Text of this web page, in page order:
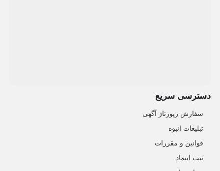
دسترسی سریع
سفارش رپورتاژ آگهی
تبلیغات انبوه
قوانین و مقررات
ثبت اینماد